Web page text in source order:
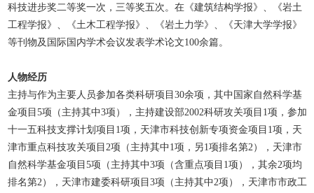
科技进步奖二等奖一次，三等奖五次。在《建筑结构学报》、《岩土
工程学报》、《土木工程学报》、《岩土力学》、《天津大学学报》
等刊物及国际国内学术会议发表学术论文100余篇。
人物经历
主持与作为主要人员参加各类科研项目30余项，其中国家自然科学基
金项目5项（主持其中3项），主持建设部2002科研攻关项目1项，参加
十一五科技支撑计划项目1项，天津市科技创新专项资金项目1项，天
津市重点科技攻关项目2项（主持其中1项，另1项排名第2），天津市
自然科学基金项目5项（主持其中3项（含重点项目1项），其余2项均
排名第2），天津市建委科研项目3项（主持其中2项），天津市市政工